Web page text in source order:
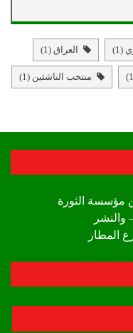
(1) العراق (1)
منتخب الناشئين (1)
مؤسسة الثورة
والنشر
المطار